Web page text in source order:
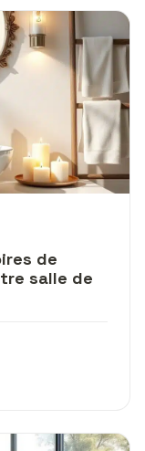
de
salle de